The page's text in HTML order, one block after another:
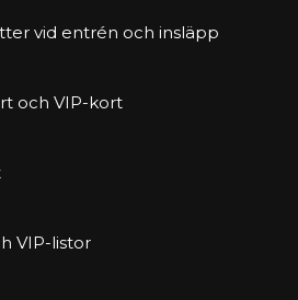
vid entrén och insläpp
och VIP-kort
VIP-listor